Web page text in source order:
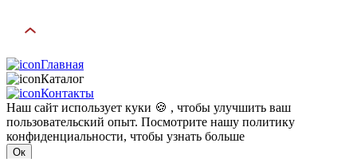
Главная
Каталог
Контакты
Наш сайт использует куки 🍪 , чтобы улучшить ваш
пользовательский опыт. Посмотрите нашу политику
конфиденциальности, чтобы узнать больше
Ок